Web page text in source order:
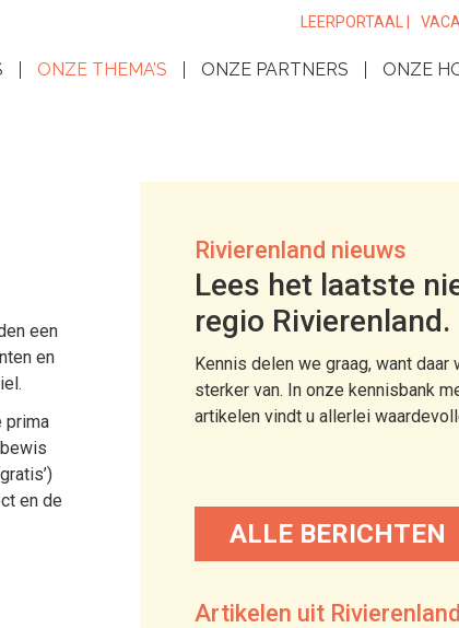
LEERPORTAAL |
ONZE THEMA’S ONZE PARTNERS ONZE
een
en
prima
en de
Rivierenland nieuws
Lees het laatste
regio Rivierenland.
Kennis delen we graag, want daar
sterker van. In onze kennisbank
artikelen vindt u allerlei
ALLE BERICHTEN
Artikelen uit Rivierenland